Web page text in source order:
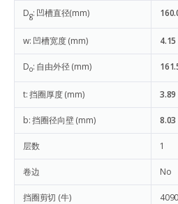
Dg: 凹槽直径(mm)
w: 凹槽宽度 (mm) 4.15
Do: 自由外径 (mm)
t: 挡圈厚度 (mm) 3.89
b: 挡圈径向壁 (mm) 8.03
层数 1
卷边 No
挡圈剪切 (牛)